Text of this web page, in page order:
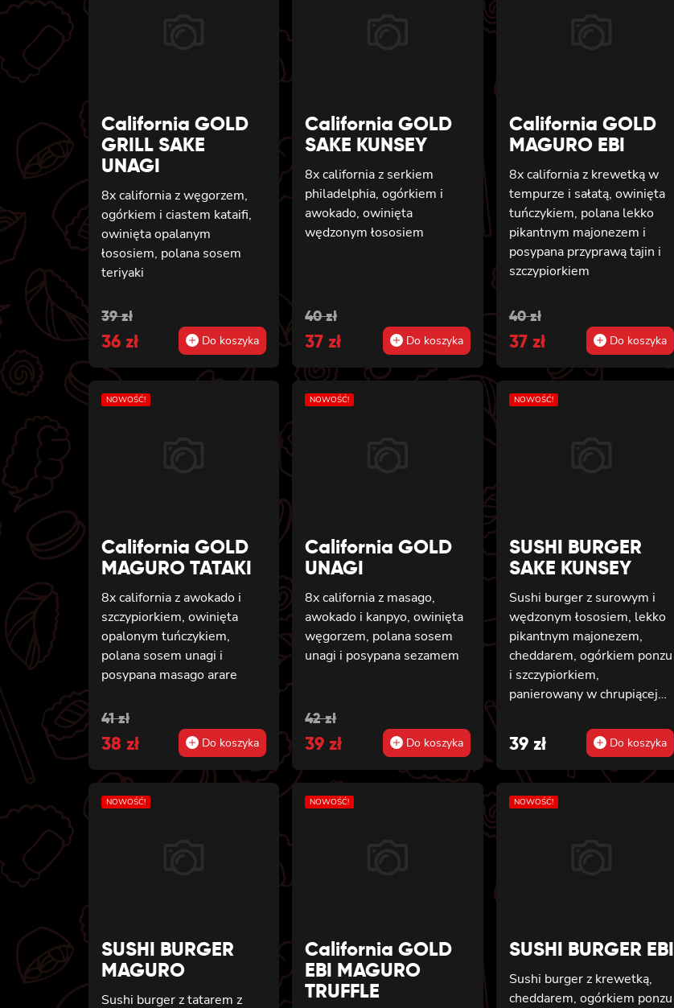
California GOLD
GRILL SAKE
UNAGI
8x california z węgorzem,
ogórkiem i ciastem kataifi,
owinięta opalanym
łososiem, polana sosem
teriyaki
39zł
Original
price
was:
39 zł.
36 zł
Current
price
is:
36 zł.
Do koszyka
California GOLD
SAKE KUNSEY
8x california z serkiem
philadelphia, ogórkiem i
awokado, owinięta
wędzonym łososiem
40zł
Original
price
was:
40 zł.
37zł
Current
price
is:
37 zł.
Do koszyka
California GOLD
MAGURO EBI
8x california z krewetką w
tempurze i sałatą, owinięta
tuńczykiem, polana lekko
pikantnym majonezem i
posypana przyprawą tajin i
szczypiorkiem
40zł
Original
price
was:
40 zł.
37 zł
Current
price
is:
37 zł.
Do koszyka
NOWOŚĆ!
California GOLD
MAGURO TATAKI
8x california z awokado i
szczypiorkiem, owinięta
opalonym tuńczykiem,
polana sosem unagi i
posypana masago arare
41zł
Original
price
was:
41 zł.
38 zł
Current
price
is:
38 zł.
Do koszyka
NOWOŚĆ!
California GOLD
UNAGI
8x california z masago,
awokado i kanpyo, owinięta
węgorzem, polana sosem
unagi i posypana sezamem
42zł
Original
price
was:
42 zł.
39zł
Current
price
is:
39 zł.
Do koszyka
NOWOŚĆ!
SUSHI BURGER
SAKE KUNSEY
Sushi burger z surowym i
wędzonym łososiem, lekko
pikantnym majonezem,
cheddarem, ogórkiem ponzu
i szczypiorkiem,
panierowany w chrupiącej
39 zł Do koszyka
NOWOŚĆ!
SUSHI BURGER
MAGURO
Sushi burger z tatarem z
NOWOŚĆ!
California GOLD
EBI MAGURO
TRUFFLE
NOWOŚĆ!
SUSHI BURGER EBI
Sushi burger z krewetką,
cheddarem, ogórkiem ponzu